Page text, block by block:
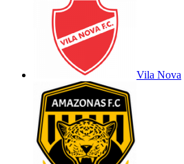
Vila Nova